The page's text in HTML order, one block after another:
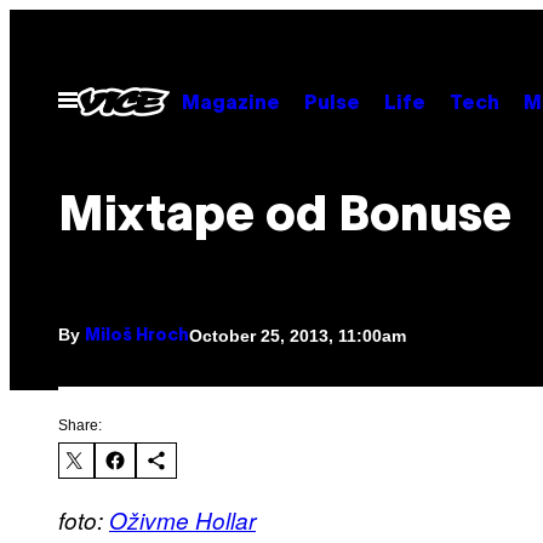
contentOpen
Menu
Magazine Pulse Life Tech
Mixtape od Bonuse
By Miloš HrochOctober 25, 2013, 11:00am
Share:
foto: Oživme Hollar